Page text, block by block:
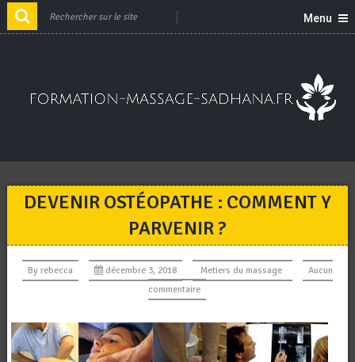
Menu
DEVENIR OSTÉOPATHE : COMMENT Y
PARVENIR ?
By rebecca décembre 3, 2018 Metiers du massage
Aucun
commentaire